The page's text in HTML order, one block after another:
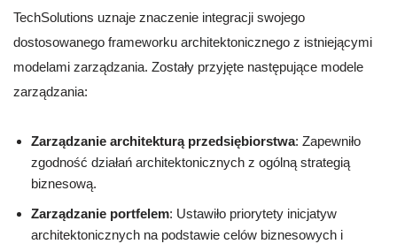
TechSolutions uznaje znaczenie integracji swojego
dostosowanego frameworku architektonicznego z istniejącymi
modelami zarządzania. Zostały przyjęte następujące modele
zarządzania:
Zarządzanie architekturą przedsiębiorstwa: Zapewniło
zgodność działań architektonicznych z ogólną strategią
biznesową.
Zarządzanie portfelem: Ustawiło priorytety inicjatyw
architektonicznych na podstawie celów biznesowych i